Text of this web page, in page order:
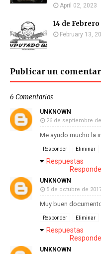
April 02, 2023
14 de
February 13,
Publicar un
6 Comentarios
UNKNOWN
26 de septiembre
Me ayudo mucho la
Responder Eliminar
Respuestas
UNKNOWN
5 de octubre de
Muy buen
Responder Eliminar
Respuestas
UNKNOWN